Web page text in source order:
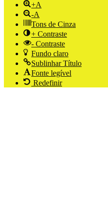
+A
-A
Tons de Cinza
+ Contraste
- Contraste
Fundo claro
Sublinhar Título
Fonte legível
Redefinir